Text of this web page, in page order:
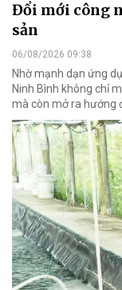
Đổi mới công
sản
06/08/2026 09:38
Nhờ mạnh dạn ứng
Ninh Bình không chỉ
mà còn mở ra hướng